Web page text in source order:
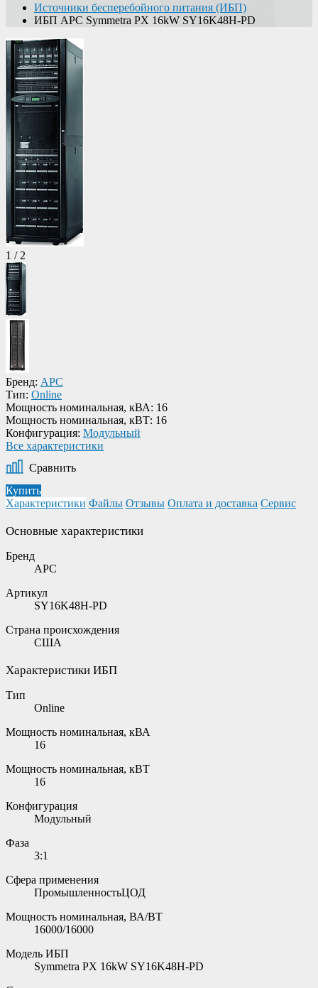
Источники бесперебойного питания (ИБП)
ИБП APC Symmetra PX 16kW SY16K48H-PD
1 / 2
Бренд: APC
Тип: Online
Мощность номинальная, кВА: 16
Мощность номинальная, кВТ: 16
Конфигурация: Модульный
Все характеристики
Сравнить
Купить
Характеристики Файлы Отзывы Оплата и доставка Сервис
Основные характеристики
Бренд
APC
Артикул
SY16K48H-PD
Страна происхождения
США
Характеристики ИБП
Тип
Online
Мощность номинальная, кВА
16
Мощность номинальная, кВТ
16
Конфигурация
Модульный
Фаза
3:1
Сфера применения
ПромышленностьЦОД
Мощность номинальная, ВА/ВТ
16000/16000
Модель ИБП
Symmetra PX 16kW SY16K48H-PD